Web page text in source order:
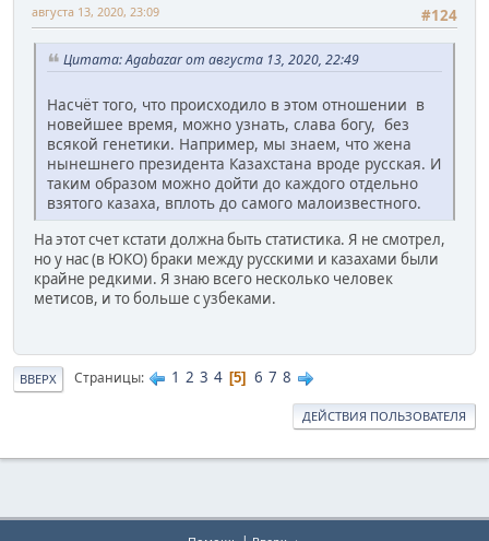
#124
августа 13, 2020, 23:09
Цитата: Agabazar от августа 13, 2020, 22:49
Насчёт того, что происходило в этом отношении в
новейшее время, можно узнать, слава богу, без
всякой генетики. Например, мы знаем, что жена
нынешнего президента Казахстана вроде русская. И
таким образом можно дойти до каждого отдельно
взятого казаха, вплоть до самого малоизвестного.
На этот счет кстати должна быть статистика. Я не смотрел,
но у нас (в ЮКО) браки между русскими и казахами были
крайне редкими. Я знаю всего несколько человек
метисов, и то больше с узбеками.
ВВЕРХ Страницы 1 2 3 4 5 6 7 8
ДЕЙСТВИЯ ПОЛЬЗОВАТЕЛЯ